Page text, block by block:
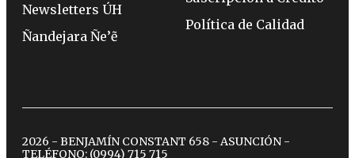
Newsletters ÚH
Ñandejara Ñe’ẽ
Política de Calidad
2026 - BENJAMÍN CONSTANT 658 - ASUNCIÓN -
TELÉFONO: (0994) 715 715